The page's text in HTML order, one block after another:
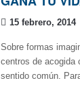
15 febrero, 2014
Sobre formas
centros de acogida
sentido común.